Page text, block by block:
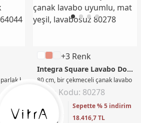
beyaz seramik lavabolu, koyu meşe
+3 Renk
Integra Square Lavabo Dolabı
80 cm, bir çekmeceli çanak lavabo
Ürün Kodu: 80278
19.386 TL
Sepette % 5 indirim
18.416,7 TL